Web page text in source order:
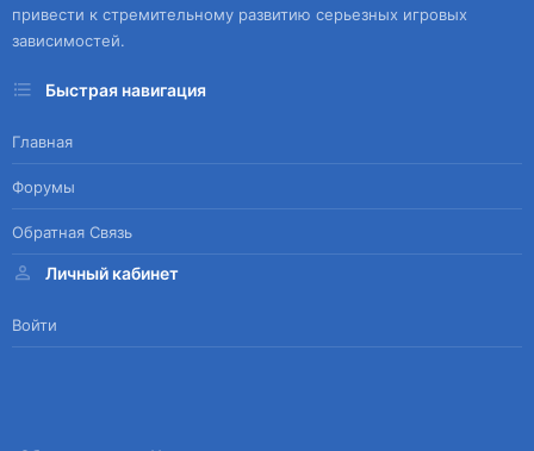
привести к стремительному развитию серьезных игровых
зависимостей.
Быстрая навигация
Главная
Форумы
Обратная Связь
Личный кабинет
Войти